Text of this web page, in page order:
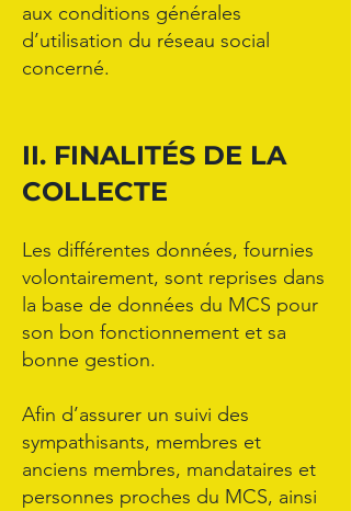
aux conditions générales
d’utilisation du réseau social
concerné.
II. FINALITÉS DE LA
COLLECTE
Les différentes données, fournies
volontairement, sont reprises dans
la base de données du MCS pour
son bon fonctionnement et sa
bonne gestion.
Afin d’assurer un suivi des
sympathisants, membres et
anciens membres, mandataires et
personnes proches du MCS, ainsi